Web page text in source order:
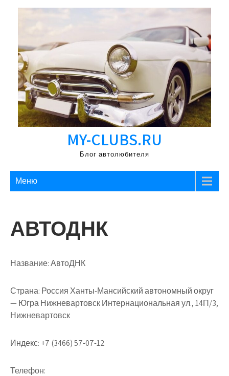
Перейти
MY-CLUBS.RU
Блог автолюбителя
Меню
АВТОДНК
Название:АвтоДНК
Страна: Россия Ханты-Мансийский автономный округ
— Югра Нижневартовск Интернациональная ул., 14П/3,
Нижневартовск
Индекс: +7 (3466) 57-07-12
Телефон: